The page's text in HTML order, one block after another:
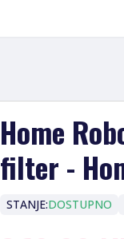
Home
filter -
STANJE:DOSTUPNO